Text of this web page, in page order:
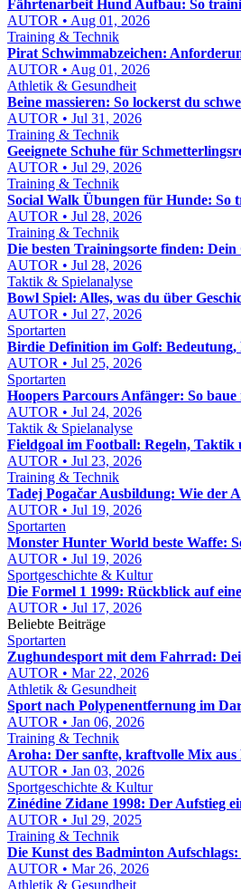
Fährtenarbeit Hund Aufbau: So
AUTOR • Aug 01, 2026
Training & Technik
Pirat Schwimmabzeichen:
AUTOR • Aug 01, 2026
Athletik & Gesundheit
Beine massieren: So lockerst du
AUTOR • Jul 31, 2026
Training & Technik
Geeignete Schuhe für
AUTOR • Jul 29, 2026
Training & Technik
Social Walk Übungen für Hunde: So
AUTOR • Jul 28, 2026
Training & Technik
Die besten Trainingsorte finden:
AUTOR • Jul 28, 2026
Taktik & Spielanalyse
Bowl Spiel: Alles, was du über
AUTOR • Jul 27, 2026
Sportarten
Birdie Definition im Golf:
AUTOR • Jul 25, 2026
Sportarten
Hoopers Parcours Anfänger: So
AUTOR • Jul 24, 2026
Taktik & Spielanalyse
Fieldgoal im Football: Regeln, Taktik
AUTOR • Jul 23, 2026
Training & Technik
Tadej Pogačar Ausbildung: Wie der
AUTOR • Jul 19, 2026
Sportarten
Monster Hunter World beste Waffe:
AUTOR • Jul 19, 2026
Sportgeschichte & Kultur
Die Formel 1 1999: Rückblick auf
AUTOR • Jul 17, 2026
Beliebte Beiträge
Sportarten
Zughundesport mit dem Fahrrad:
AUTOR • Mar 22, 2026
Athletik & Gesundheit
Sport nach Polypenentfernung im
AUTOR • Jan 06, 2026
Training & Technik
Aroha: Der sanfte, kraftvolle Mix
AUTOR • Jan 03, 2026
Sportgeschichte & Kultur
Zinédine Zidane 1998: Der Aufstieg
AUTOR • Jul 29, 2025
Training & Technik
Die Kunst des Badminton
AUTOR • Mar 26, 2026
Athletik & Gesundheit